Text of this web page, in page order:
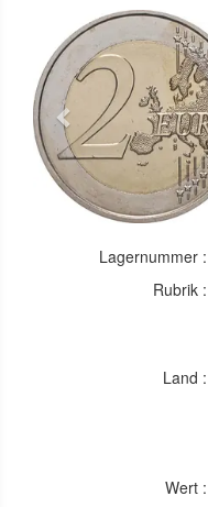
Previous
Lagernummer :
Rubrik :
Land :
Wert :